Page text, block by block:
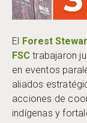
El Forest
FSC trabajaron
en eventos
aliados
acciones de
indígenas y